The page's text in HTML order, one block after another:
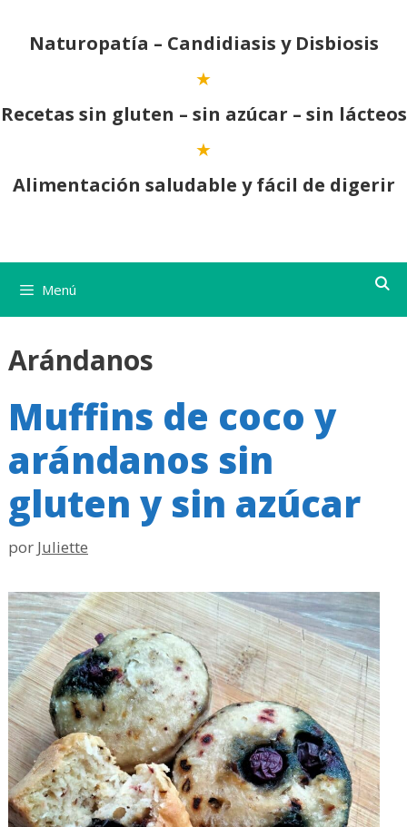
contenido
Naturopatía – Candidiasis y Disbiosis
Recetas sin gluten – sin azúcar – sin lácteos
Alimentación saludable y fácil de digerir
Menú
Arándanos
Muffins de coco y
arándanos sin
gluten y sin azúcar
por Juliette